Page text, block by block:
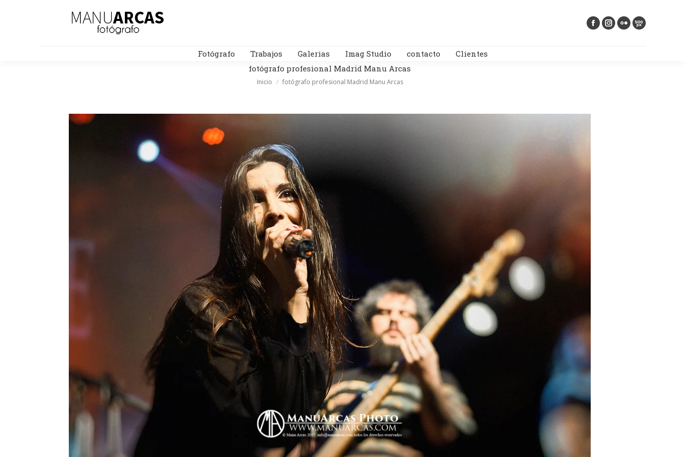
Fotógrafo Trabajos Galerias Imag Studio contacto
Clientes
fotógrafo profesional Madrid Manu Arcas
Estás aquí:
Inicio fotógrafo profesional Madrid Manu Arcas